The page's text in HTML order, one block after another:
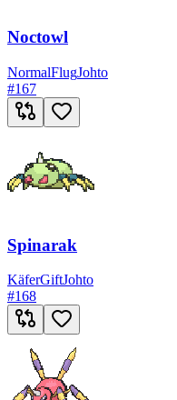
Noctowl
NormalFlugJohto
#167
Spinarak
KäferGiftJohto
#168